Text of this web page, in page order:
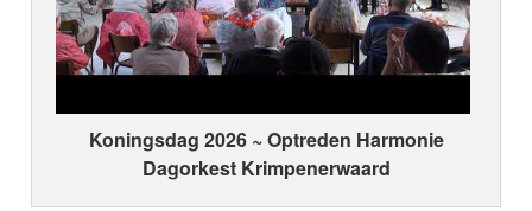
Koningsdag 2026 ~ Optreden Harmonie
Dagorkest Krimpenerwaard